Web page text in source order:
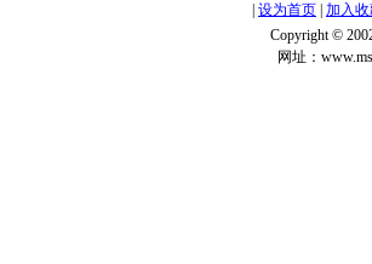
设为首页 加入
Copyright ©
网址：